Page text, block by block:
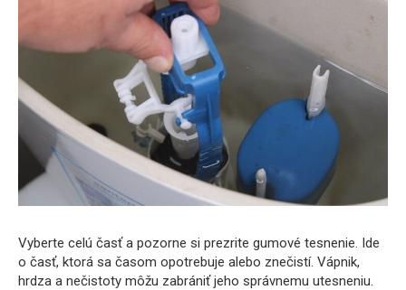
Vyberte celú časť a pozorne si prezrite gumové tesnenie. Ide
o časť, ktorá sa časom opotrebuje alebo znečistí. Vápnik,
hrdza a nečistoty môžu zabrániť jeho správnemu utesneniu.